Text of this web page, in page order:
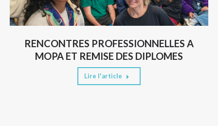
RENCONTRES PROFESSIONNELLES A
MOPA ET REMISE DES DIPLOMES
Lire l'article